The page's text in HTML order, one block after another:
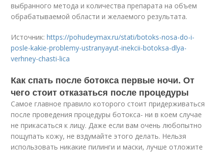
выбранного метода и количества препарата на объем
обрабатываемой области и желаемого результата.
Источник:https://pohudeymax.ru/stati/botoks-nosa-do-i-
posle-kakie-problemy-ustranyayut-inekcii-botoksa-dlya-
verhney-chasti-lica
Как спать после ботокса первые ночи. От
чего стоит отказаться после процедуры
Самое главное правило которого стоит придерживаться
после проведения процедуры ботокса- ни в коем случае
не прикасаться к лицу. Даже если вам очень любопытно
пощупать кожу, не вздумайте этого делать. Нельзя
использовать никакие пилинги и маски, лучше отложите